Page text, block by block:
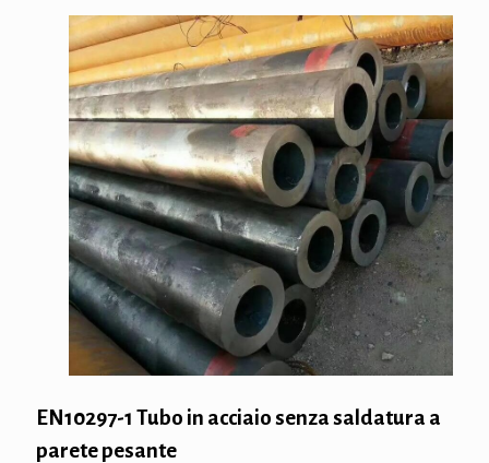
EN10297-1 Tubo in acciaio senza saldatura a
parete pesante